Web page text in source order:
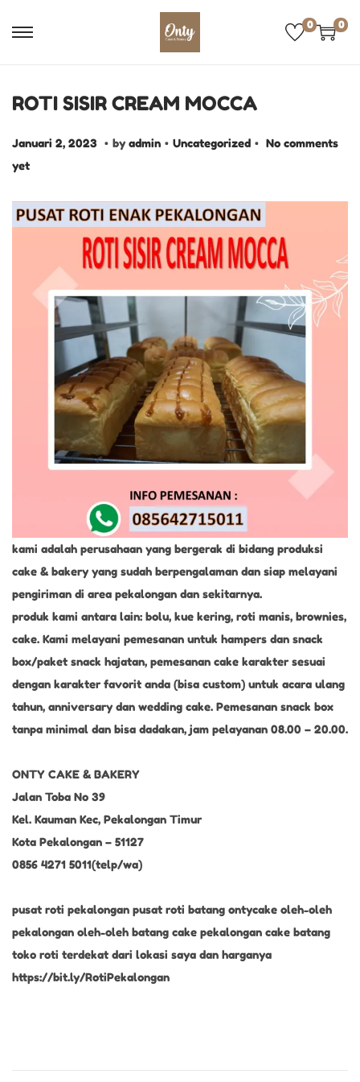
0 0
ROTI SISIR CREAM MOCCA
P
o
t
e
Januari 2, 2023 J
u
a
2
,
2
0
2
3
. by admin . P
t
e
d
n
Uncategorized . No comments
yet
kami adalah perusahaan yang bergerak di bidang produksi
cake & bakery yang sudah berpengalaman dan siap melayani
pengiriman di area pekalongan dan sekitarnya.
produk kami antara lain: bolu, kue kering, roti manis, brownies,
cake. Kami melayani pemesanan untuk hampers dan snack
box/paket snack hajatan, pemesanan cake karakter sesuai
dengan karakter favorit anda (bisa custom) untuk acara ulang
tahun, anniversary dan wedding cake. Pemesanan snack box
tanpa minimal dan bisa dadakan, jam pelayanan 08.00 – 20.00.
ONTY CAKE & BAKERY
Jalan Toba No 39
Kel. Kauman Kec, Pekalongan Timur
Kota Pekalongan – 51127
0856 4271 5011(telp/wa)
pusat roti pekalongan pusat roti batang ontycake oleh-oleh
pekalongan oleh-oleh batang cake pekalongan cake batang
toko roti terdekat dari lokasi saya dan harganya
https://bit.ly/RotiPekalongan